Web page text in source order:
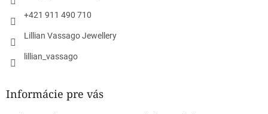
+421 911 490 710
Lillian Vassago Jewellery
lillian_vassago
Informácie pre vás